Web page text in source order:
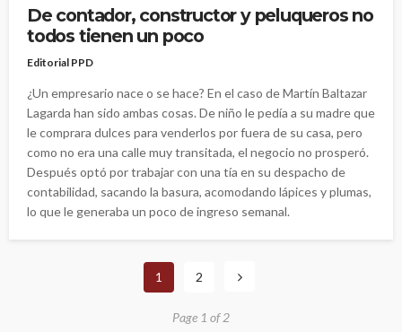
De contador, constructor y peluqueros no
todos tienen un poco
Editorial PPD
¿Un empresario nace o se hace? En el caso de Martín Baltazar
Lagarda han sido ambas cosas. De niño le pedía a su madre que
le comprara dulces para venderlos por fuera de su casa, pero
como no era una calle muy transitada, el negocio no prosperó.
Después optó por trabajar con una tía en su despacho de
contabilidad, sacando la basura, acomodando lápices y plumas,
lo que le generaba un poco de ingreso semanal.
1 2
Page 1 of 2